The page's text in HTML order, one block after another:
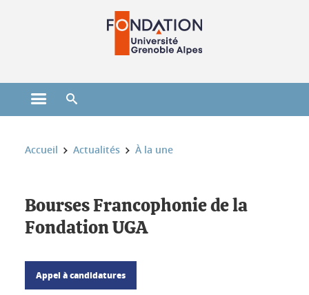
Ouvrir le menu principal
Vous êtes ici :
Accueil Actualités À la une
Bourses Francophonie de la
Fondation UGA
Appel à candidatures